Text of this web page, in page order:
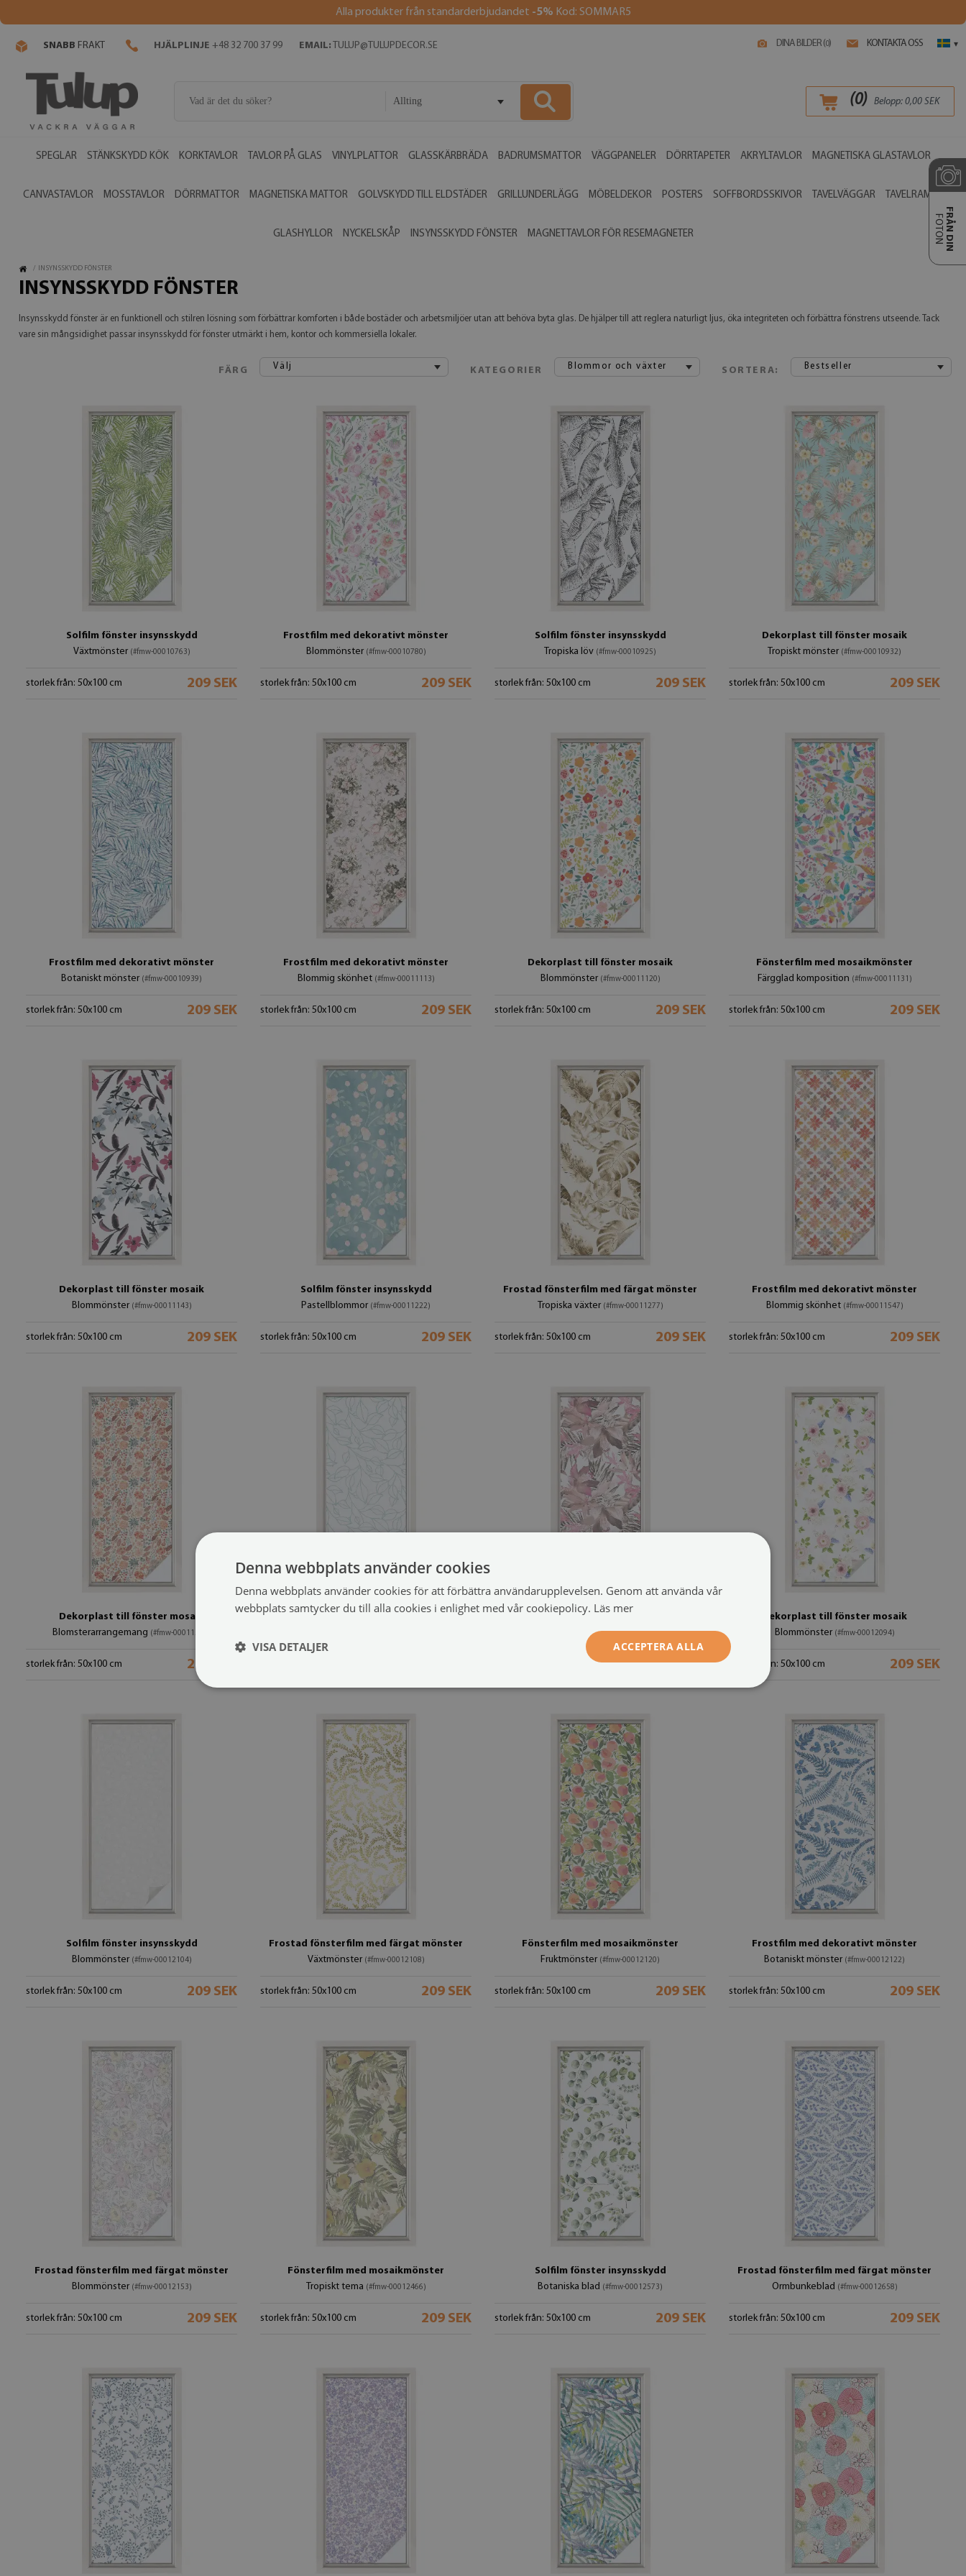
Alla produkter från standarderbjudandet -5% Kod: SOMMAR5
DINA BILDER (0) KONTAKTA OSS ▾
SNABB FRAKT HJÄLPLINJE +48 32 700 37 99 EMAIL: TULUP@TULUPDECOR.SE
Allting (0) Belopp: 0,00 SEK
SPEGLAR STÄNKSKYDD KÖK KORKTAVLOR TAVLOR PÅ GLAS VINYLPLATTOR GLASSKÄRBRÄDA BADRUMSMATTOR VÄGGPANELER DÖRRTAPETER AKRYLTAVLOR MAGNETISKA GLASTAVLOR
CANVASTAVLOR MOSSTAVLOR DÖRRMATTOR MAGNETISKA MATTOR GOLVSKYDD TILL ELDSTÄDER GRILLUNDERLÄGG MÖBELDEKOR POSTERS SOFFBORDSSKIVOR TAVELVÄGGAR TAVELRAMAR
GLASHYLLOR NYCKELSKÅP INSYNSSKYDD FÖNSTER MAGNETTAVLOR FÖR RESEMAGNETER FRÅN DIN
FOTON
/ INSYNSSKYDD FÖNSTER
INSYNSSKYDD FÖNSTER
Insynsskydd fönster är en funktionell och stilren lösning som förbättrar komforten i både bostäder och arbetsmiljöer utan att behöva byta glas. De hjälper till att reglera naturligt ljus, öka integriteten och förbättra fönstrens utseende. Tack
vare sin mångsidighet passar insynsskydd för fönster utmärkt i hem, kontor och kommersiella lokaler.
FÄRG Välj KATEGORIER Blommor och växter SORTERA: Bestseller
Solfilm fönster insynsskydd
Växtmönster (#fmw-00010763)
storlek från: 50x100 cm 209 SEK
Frostfilm med dekorativt mönster
Blommönster (#fmw-00010780)
storlek från: 50x100 cm 209 SEK
Solfilm fönster insynsskydd
Tropiska löv (#fmw-00010925)
storlek från: 50x100 cm 209 SEK
Dekorplast till fönster mosaik
Tropiskt mönster (#fmw-00010932)
storlek från: 50x100 cm 209 SEK
Frostfilm med dekorativt mönster
Botaniskt mönster (#fmw-00010939)
storlek från: 50x100 cm 209 SEK
Frostfilm med dekorativt mönster
Blommig skönhet (#fmw-00011113)
storlek från: 50x100 cm 209 SEK
Dekorplast till fönster mosaik
Blommönster (#fmw-00011120)
storlek från: 50x100 cm 209 SEK
Fönsterfilm med mosaikmönster
Färgglad komposition (#fmw-00011131)
storlek från: 50x100 cm 209 SEK
Dekorplast till fönster mosaik
Blommönster (#fmw-00011143)
storlek från: 50x100 cm 209 SEK
Solfilm fönster insynsskydd
Pastellblommor (#fmw-00011222)
storlek från: 50x100 cm 209 SEK
Frostad fönsterfilm med färgat mönster
Tropiska växter (#fmw-00011277)
storlek från: 50x100 cm 209 SEK
Frostfilm med dekorativt mönster
Blommig skönhet (#fmw-00011547)
storlek från: 50x100 cm 209 SEK
Dekorplast till fönster mosaik
Blomsterarrangemang (#fmw-00011550)
storlek från: 50x100 cm 209 SEK
Frostfilm med dekorativt mönster
Solfilm fönster insynsskydd
Pastellblommor(#fmw-00011844)
209 SEK
Dekorplast till fönster mosaik
Blommönster (#fmw-00012094)
storlek från: 50x100 cm 209 SEK
Solfilm fönster insynsskydd
Blommönster (#fmw-00012104)
storlek från: 50x100 cm 209 SEK
Frostad fönsterfilm med färgat mönster
Växtmönster (#fmw-00012108)
storlek från: 50x100 cm 209 SEK
Fönsterfilm med mosaikmönster
Fruktmönster (#fmw-00012120)
storlek från: 50x100 cm 209 SEK
Frostfilm med dekorativt mönster
Botaniskt mönster (#fmw-00012122)
storlek från: 50x100 cm 209 SEK
Frostad fönsterfilm med färgat mönster
Blommönster (#fmw-00012153)
storlek från: 50x100 cm 209 SEK
Fönsterfilm med mosaikmönster
Tropiskt tema (#fmw-00012466)
storlek från: 50x100 cm 209 SEK
Solfilm fönster insynsskydd
Botaniska blad (#fmw-00012573)
storlek från: 50x100 cm 209 SEK
Frostad fönsterfilm med färgat mönster
Ormbunkeblad (#fmw-00012658)
storlek från: 50x100 cm 209 SEK
Denna webbplats använder cookies
Denna webbplats använder cookies för att förbättra användarupplevelsen. Genom att använda vår
webbplats samtycker du till alla cookies i enlighet med vår cookiepolicy. Läs mer
ACCEPTERA ALLA
VISA DETALJER